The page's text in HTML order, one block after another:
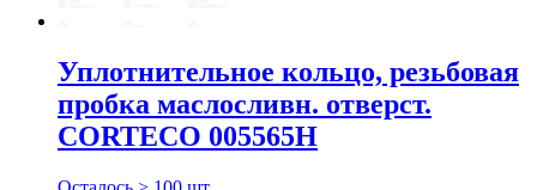
Уплотнительное кольцо, резьбовая
пробка маслосливн. отверст.
CORTECO 005565H